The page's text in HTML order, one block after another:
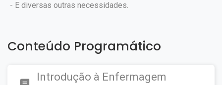
- E diversas outras necessidades.
Conteúdo Programático
Introdução à Enfermagem